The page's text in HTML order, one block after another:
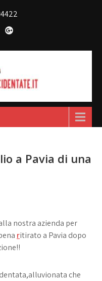
a Pavia di una
nostra azienda per
ritirato a Pavia dopo
che